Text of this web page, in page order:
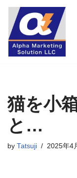
コ
ン
テ
ス
キ
ッ
プ
猫を小
と…
by Tatsuji 2025年4